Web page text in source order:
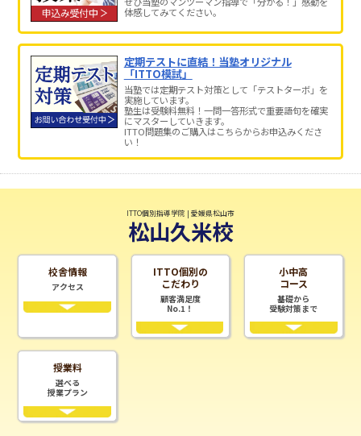
体感してみてください。
定期テストに直結！当塾オリジナル
「ITTO模試」
当塾では定期テスト対策として「テストターボ」を
実施しています。
塾生は受験料無料！一問一答形式で重要語句を確実
にマスターしていきます。
ITTO問題集のご購入はこちらからお申込みくださ
い！
ITTO個別指導学院 | 愛媛県松山市
松山久米校
校舎情報
アクセス
ITTO個別の
こだわり
顧客満足度
No.1！
小中高
コース
基礎から
受験対策まで
授業料
選べる
授業プラン